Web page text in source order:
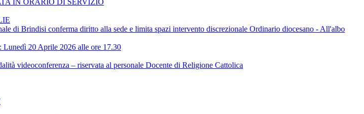
IN ORARIO DI SERVIZIO
di Brindisi conferma diritto alla sede e limita spazi intervento discrezionale Ordinario diocesano - All'albo
20 Aprile 2026 alle ore 17.30
videoconferenza – riservata al personale Docente di Religione Cattolica